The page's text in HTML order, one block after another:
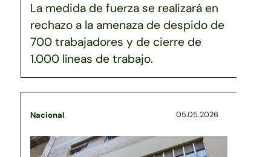
La medida de fuerza se realizará en
rechazo a la amenaza de despido de
700 trabajadores y de cierre de
1.000 líneas de trabajo.
Nacional 05.05.2026